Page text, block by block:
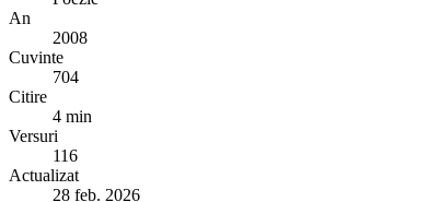
An
2008
Cuvinte
704
Citire
4 min
Versuri
116
Actualizat
28 feb. 2026